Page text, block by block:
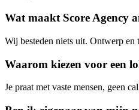
Wat maakt Score Agency
Wij besteden niets uit. Ontwerp
Waarom kiezen voor een
Je praat met vaste mensen, geen